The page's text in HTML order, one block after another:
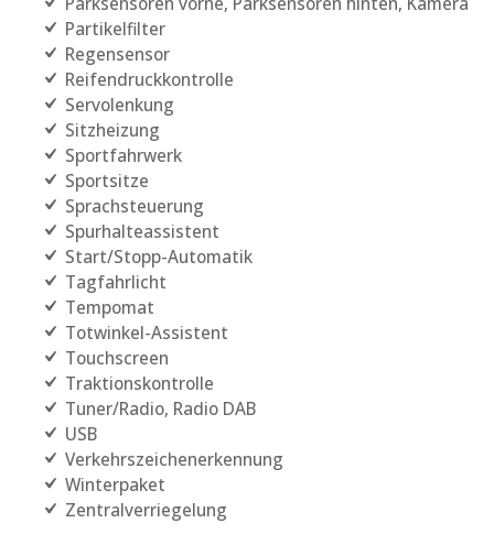
Partikelfilter
Regensensor
Reifendruckkontrolle
Servolenkung
Sitzheizung
Sportfahrwerk
Sportsitze
Sprachsteuerung
Spurhalteassistent
Start/Stopp-Automatik
Tagfahrlicht
Tempomat
Totwinkel-Assistent
Touchscreen
Traktionskontrolle
Tuner/Radio, Radio DAB
USB
Verkehrszeichenerkennung
Winterpaket
Zentralverriegelung